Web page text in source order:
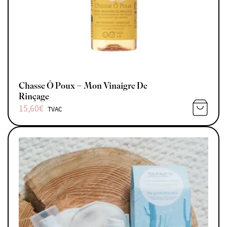
Chasse Ô Poux – Mon Vinaigre De
Rinçage
15,60€ TVAC